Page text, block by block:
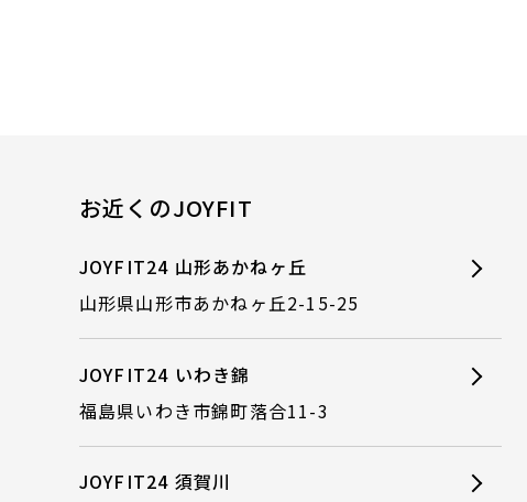
お近くのJOYFIT
JOYFIT24 山形あかねヶ丘
山形県山形市あかねヶ丘2-15-25
JOYFIT24 いわき錦
福島県いわき市錦町落合11-3
JOYFIT24 須賀川